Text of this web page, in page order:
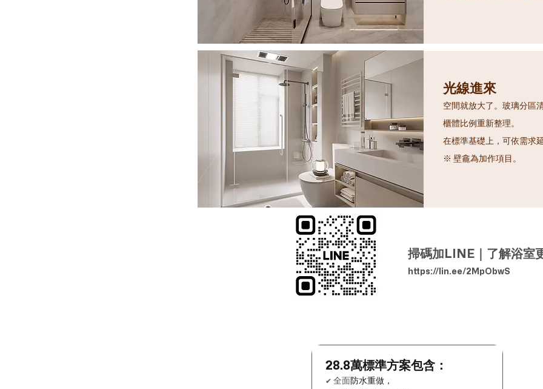
光線進來
空間就放大了。玻璃分區
櫃體比例重新整理。
在標準基礎上，可依需求
※ 壁龕為加作項目。
掃碼加LINE｜了解浴室
https://lin.ee/2MpObwS
28.8萬標準方案包含：
✔ 全面防水重做，